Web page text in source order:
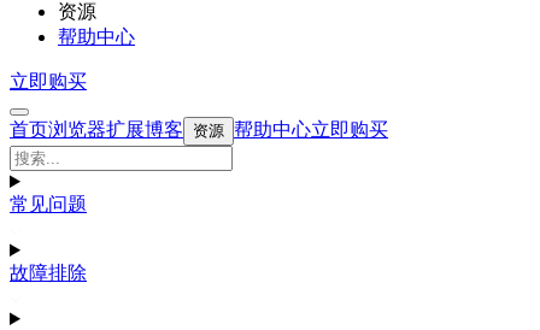
资源
帮助中心
立即购买
首页浏览器扩展博客 资源 帮助中心立即购买
常见问题
故障排除